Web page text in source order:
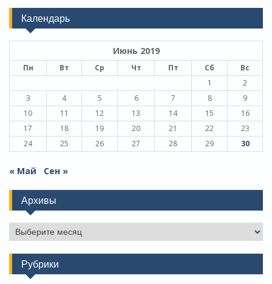
Календарь
Июнь 2019
Пн Вт Ср Чт Пт Сб
Вс
1
2
3
4 5 6 7 8
9
10
11 12 13 14 15
16
17
18 19 20 21 22
23
24
25 26 27 28 29 30
« Май Сен »
Архивы
Архивы
Рубрики